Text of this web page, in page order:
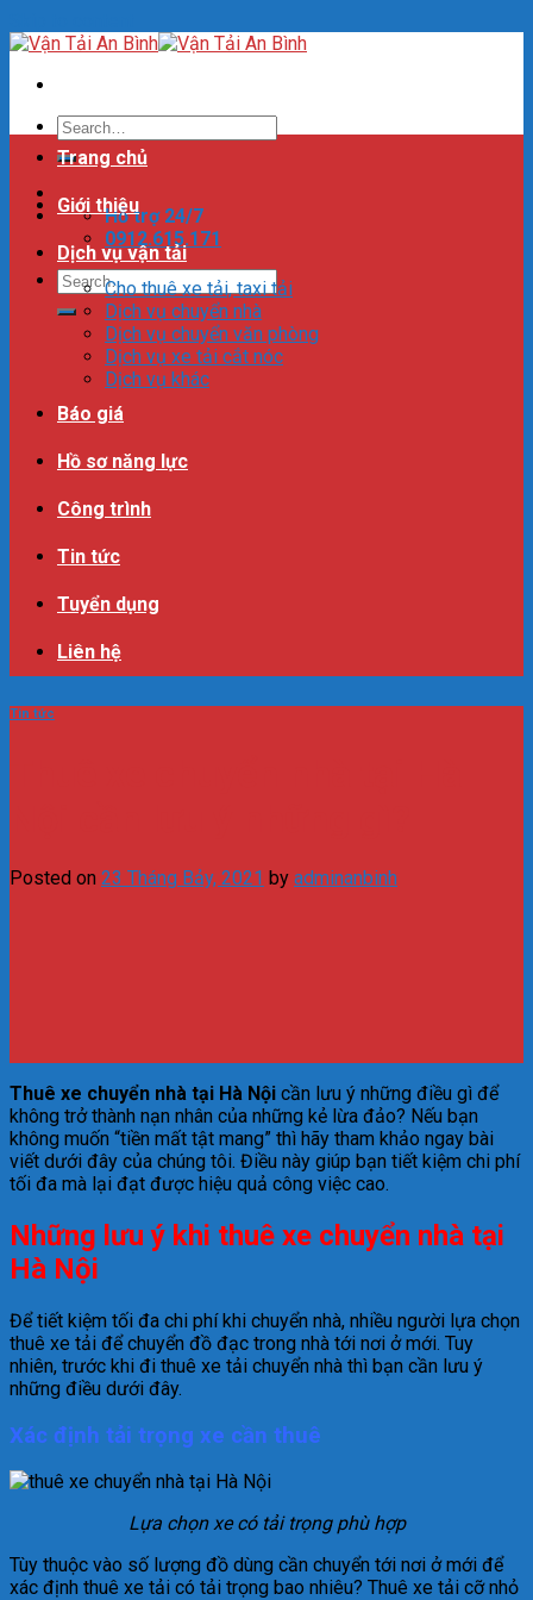
Hỗ trợ 24/7
0912.615.171
Trang chủ
Giới thiệu
Dịch vụ vận tải
Cho thuê xe tải, taxi tải
Dịch vụ chuyển nhà
Dịch vụ chuyển văn phòng
Dịch vụ xe tải cắt nóc
Dịch vụ khác
Báo giá
Hồ sơ năng lực
Công trình
Tin tức
Tuyển dụng
Liên hệ
Tin tức
Posted on 23 Tháng Bảy, 2021 by adminanbinh
Thuê xe chuyển nhà tại Hà Nội cần lưu ý những điều gì để
không trở thành nạn nhân của những kẻ lừa đảo? Nếu bạn
không muốn “tiền mất tật mang” thì hãy tham khảo ngay bài
viết dưới đây của chúng tôi. Điều này giúp bạn tiết kiệm chi phí
tối đa mà lại đạt được hiệu quả công việc cao.
Những lưu ý khi thuê xe chuyển nhà tại
Hà Nội
Để tiết kiệm tối đa chi phí khi chuyển nhà, nhiều người lựa chọn
thuê xe tải để chuyển đồ đạc trong nhà tới nơi ở mới. Tuy
nhiên, trước khi đi thuê xe tải chuyển nhà thì bạn cần lưu ý
những điều dưới đây.
Xác định tải trọng xe cần thuê
Lựa chọn xe có tải trọng phù hợp
Tùy thuộc vào số lượng đồ dùng cần chuyển tới nơi ở mới để
xác định thuê xe tải có tải trọng bao nhiêu? Thuê xe tải cỡ nhỏ